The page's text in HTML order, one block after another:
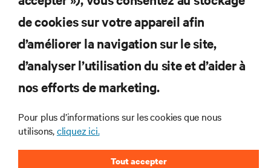
Ne manquez jamais une
offre
Joignez-vous à notre liste de diffusion
pour recevoir les dernières nouvelles sur
de cookies sur votre appareil afin
d’améliorer la navigation sur le site,
d’analyser l’utilisation du site et d’aider à
nos efforts de marketing.
Pour plus d’informations sur les cookies que nous
utilisons,cliquez ici.
Tout accepter